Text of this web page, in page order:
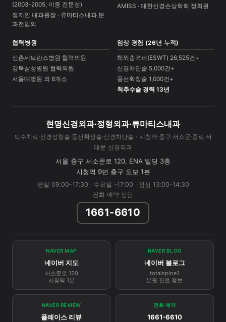
(2003-2005, 이중 전문성)
정지인 내과원장 · 류마티스내과 분
과전임의
AMISS · 대한신경손상학회 정회원
협력병원
신촌세브란스병원 협력의원
강북삼성병원 협력의원
서울대병원 외 6개소
임상 경험 (26년 누적)
체외충격파(ESWT) 26,525건+
신경차단술 5,000건+
풍선확장술 1,000건+
척추수술 경력 13년
현명신경외과·정형외과·류마티스내과
도수치료·신경성형술·풍선확장술·신경차단술 · 시청역·중구·서소문·종로·서
대문 신경외과
서울 중구 서소문로 120, ENA 빌딩 3층
시청역 9번 출구 도보 1분
평일 09:00–17:30 · 수요일 –17:00 · 점심 13:00–14:30
전화 예약·상담
1661-6610
NAVER MAP
네이버 지도
서소문로 120
시청역 1분
NAVER BLOG
네이버 블로그
totalspine1
본원 진료 정보
NAVER REVIEW
플레이스 리뷰
전화 예약
1661-6610